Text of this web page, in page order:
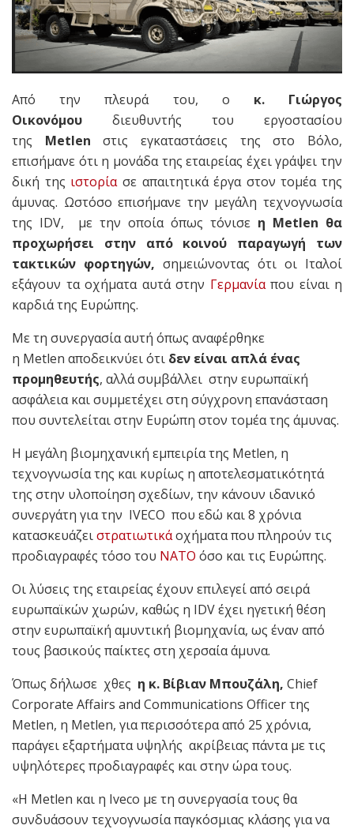
Από την πλευρά του, ο κ. Γιώργος
Οικονόμου διευθυντής του εργοστασίου
της Metlen στις εγκαταστάσεις της στο Βόλο,
επισήμανε ότι η μονάδα της εταιρείας έχει γράψει την
δική της ιστορίασε απαιτητικά έργα στον τομέα της
άμυνας. Ωστόσο επισήμανε την μεγάλη τεχνογνωσία
της IDV, με την οποία όπως τόνισε η Metlen θα
προχωρήσει στην από κοινού παραγωγή των
τακτικών φορτηγών, σημειώνοντας ότι οι Ιταλοί
εξάγουν τα οχήματα αυτά στην Γερμανίαπου είναι η
καρδιά της Ευρώπης.
Με τη συνεργασία αυτή όπως αναφέρθηκε
η Metlen αποδεικνύει ότι δεν είναι απλά ένας
προμηθευτής, αλλά συμβάλλει στην ευρωπαϊκή
ασφάλεια και συμμετέχει στη σύγχρονη επανάσταση
που συντελείται στην Ευρώπη στον τομέα της άμυνας.
Η μεγάλη βιομηχανική εμπειρία της Metlen, η
τεχνογνωσία της και κυρίως η αποτελεσματικότητά
της στην υλοποίηση σχεδίων, την κάνουν ιδανικό
συνεργάτη για την IVECO που εδώ και 8 χρόνια
κατασκευάζειστρατιωτικάοχήματα που πληρούν τις
προδιαγραφές τόσο του ΝΑΤΟ όσο και τις Ευρώπης.
Οι λύσεις της εταιρείας έχουν επιλεγεί από σειρά
ευρωπαϊκών χωρών, καθώς η IDV έχει ηγετική θέση
στην ευρωπαϊκή αμυντική βιομηχανία, ως έναν από
τους βασικούς παίκτες στη χερσαία άμυνα.
Όπως δήλωσε χθες η κ. Βίβιαν Μπουζάλη, Chief
Corporate Affairs and Communications Officer της
Metlen, η Metlen, για περισσότερα από 25 χρόνια,
παράγει εξαρτήματα υψηλής ακρίβειας πάντα με τις
υψηλότερες προδιαγραφές και στην ώρα τους.
«H Metlen και η Iveco με τη συνεργασία τους θα
συνδυάσουν τεχνογνωσία παγκόσμιας κλάσης για να